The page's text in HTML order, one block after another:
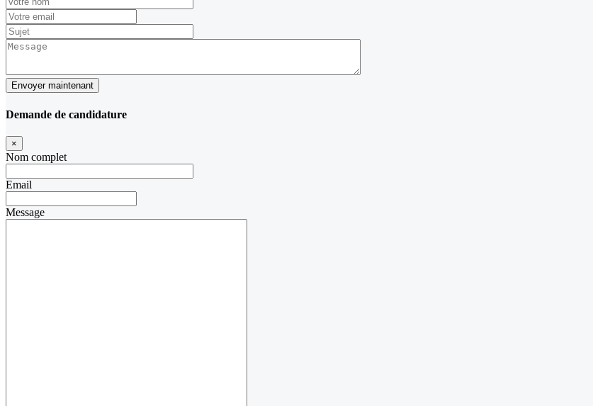
Envoyer maintenant
Demande de candidature
×
Nom complet
Email
Message